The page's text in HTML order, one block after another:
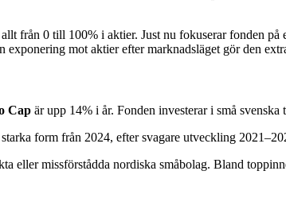
från 0 till 100% i aktier. Just nu fokuserar fonden på
mot aktier efter marknadsläget gör den
Cap är upp 14% i år. Fonden investerar i små
form från 2024, efter svagare utveckling
eller missförstådda nordiska småbolag. Bland